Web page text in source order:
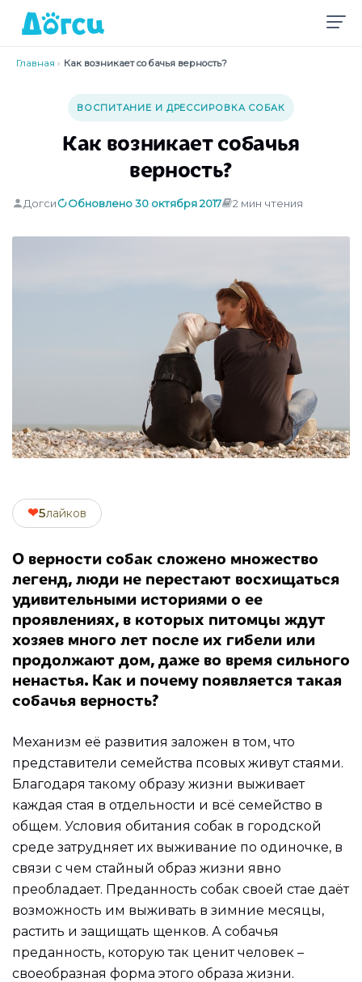
Главная › Как возникает собачья верность?
ВОСПИТАНИЕ И ДРЕССИРОВКА СОБАК
Как возникает собачья
верность?
Догси Обновлено 30 октября 2017 2 мин чтения
❤5лайков
О верности собак сложено множество
легенд, люди не перестают восхищаться
удивительными историями о ее
проявлениях, в которых питомцы ждут
хозяев много лет после их гибели или
продолжают дом, даже во время сильного
ненастья. Как и почему появляется такая
собачья верность?
Механизм её развития заложен в том, что
представители семейства псовых живут стаями.
Благодаря такому образу жизни выживает
каждая стая в отдельности и всё семейство в
общем. Условия обитания собак в городской
среде затрудняет их выживание по одиночке, в
связи с чем стайный образ жизни явно
преобладает. Преданность собак своей стае даёт
возможность им выживать в зимние месяцы,
растить и защищать щенков. А собачья
преданность, которую так ценит человек –
своеобразная форма этого образа жизни.